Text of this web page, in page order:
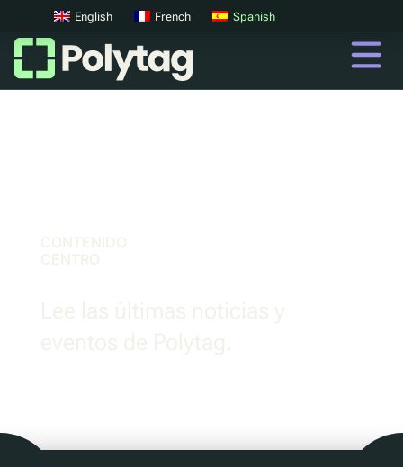
English French Spanish